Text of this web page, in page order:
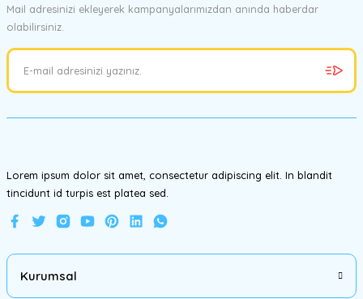
Ürün resmi kalitesiz, bozuk veya görüntülenemiyor.
Ürün bilgilerinde hatalar bulunuyor.
Mail adresinizi ekleyerek kampanyalarımızdan anında haberdar
olabilirsiniz.
Lorem ipsum dolor sit amet, consectetur adipiscing elit. In blandit
tincidunt id turpis est platea sed.
Kurumsal